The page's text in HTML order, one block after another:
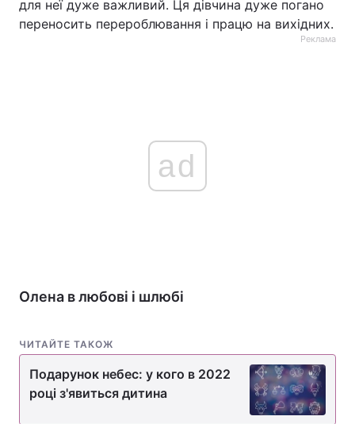
для неї дуже важливий. Ця дівчина дуже погано
переносить перероблювання і працю на вихідних.
Реклама
ad
Олена в любові і шлюбі
ЧИТАЙТЕ ТАКОЖ
Подарунок небес: у кого в 2022
році з'явиться дитина